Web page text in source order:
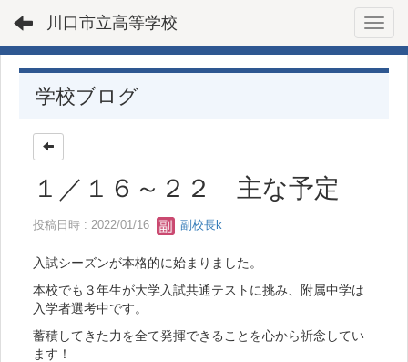
川口市立高等学校
学校ブログ
１／１６～２２ 主な予定
投稿日時 : 2022/01/16 副校長k
入試シーズンが本格的に始まりました。
本校でも３年生が大学入試共通テストに挑み、附属中学は
入学者選考中です。
蓄積してきた力を全て発揮できることを心から祈念してい
ます！